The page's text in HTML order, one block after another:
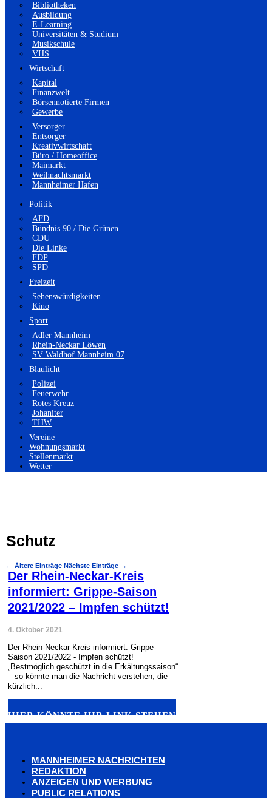
Bibliotheken
Ausbildung
E-Learning
Universitäten & Studium
Musikschule
VHS
Wirtschaft
Kapital
Finanzwelt
Börsennotierte Firmen
Gewerbe
Versorger
Entsorger
Kreativwirtschaft
Büro / Homeoffice
Maimarkt
Weihnachtsmarkt
Mannheimer Hafen
Politik
AFD
Bündnis 90 / Die Grünen
CDU
Die Linke
FDP
SPD
Freizeit
Sehenswürdigkeiten
Kino
Sport
Adler Mannheim
Rhein-Neckar Löwen
SV Waldhof Mannheim 07
Blaulicht
Polizei
Feuerwehr
Rotes Kreuz
Johaniter
THW
Vereine
Wohnungsmarkt
Stellenmarkt
Wetter
Schutz
← Ältere Einträge Nächste Einträge →
Der Rhein-Neckar-Kreis
informiert: Grippe-Saison
2021/2022 – Impfen schützt!
4. Oktober 2021
Der Rhein-Neckar-Kreis informiert: Grippe-
Saison 2021/2022 - Impfen schützt!
„Bestmöglich geschützt in die Erkältungssaison“
– so könnte man die Nachricht verstehen, die
kürzlich...
HIER KÖNNTE IHR LINK STEHEN
MANNHEIMER NACHRICHTEN
REDAKTION
ANZEIGEN UND WERBUNG
PUBLIC RELATIONS